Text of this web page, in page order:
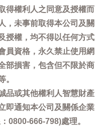
得權利人之同意及授權而
，未事前取得本公司及關
授權，均不得以任何方式
員資格，永久禁止使用網
部損害，包含但不限於商
。
品或其他權利人智慧財產
即通知本公司及關係企業
0800-666-798)處理。